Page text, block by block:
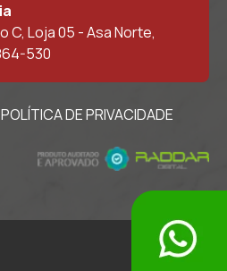
C, Loja 05 - Asa Norte,
530
POLÍTICA DE PRIVACIDADE